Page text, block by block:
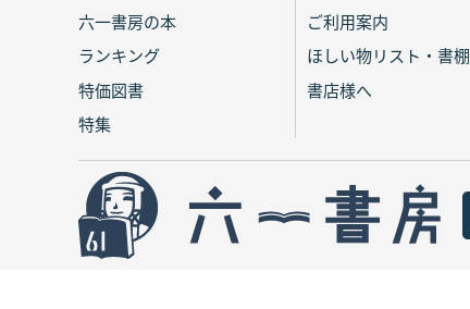
六一書房の本
ランキング
特価図書
特集
ご利用案内
ほしい物リスト・書棚
書店様へ